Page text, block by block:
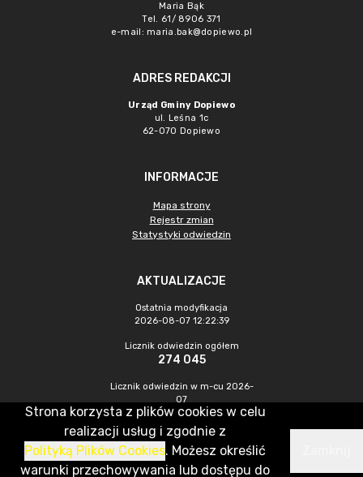
Maria Bąk
Tel. 61/ 8906 371
e-mail: maria.bak@dopiewo.pl
ADRES REDAKCJI
Urząd Gminy Dopiewo
ul. Leśna 1c
62-070 Dopiewo
INFORMACJE
Mapa strony
Rejestr zmian
Statystyki odwiedzin
AKTUALIZACJE
Ostatnia modyfikacja
2026-08-07 12:22:39
Licznik odwiedzin ogółem
274 045
Licznik odwiedzin w m-cu 2026-
07
834
CMS & Hosting: Nefeni Sp. z o.o.
Strona korzysta z plików cookies w celu
realizacji usług i zgodnie z
Polityką Plików Cookies. Możesz określić
warunki przechowywania lub dostępu do